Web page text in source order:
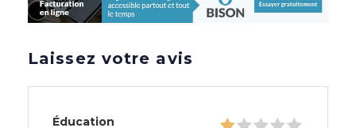
Laissez votre avis
Éducation